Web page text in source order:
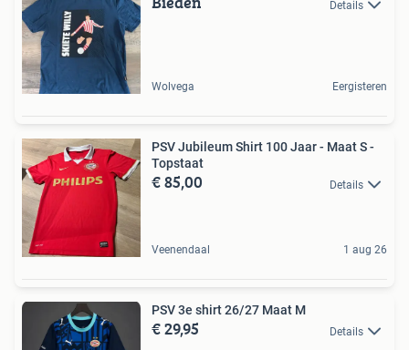
Details
Wolvega Eergisteren
PSV Jubileum Shirt 100 Jaar - Maat S -
Topstaat
€ 85,00 Details
Veenendaal 1 aug 26
PSV 3e shirt 26/27 Maat M
€ 29,95 Details